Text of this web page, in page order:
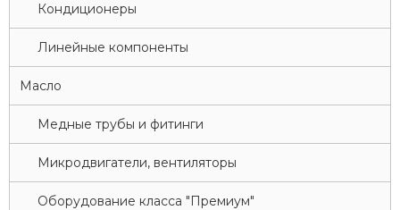
Кондиционеры
Линейные компоненты
Масло
Медные трубы и фитинги
Микродвигатели, вентиляторы
Оборудование класса "Премиум"